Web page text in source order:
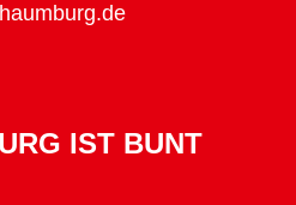
IST BUNT